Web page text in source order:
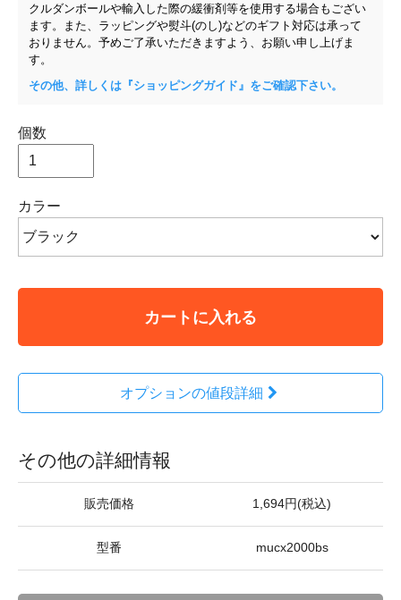
クルダンボールや輸入した際の緩衝剤等を使用する場合もござい
ます。また、ラッピングや熨斗(のし)などのギフト対応は承って
おりません。予めご了承いただきますよう、お願い申し上げま
す。
その他、詳しくは『ショッピングガイド』をご確認下さい。
個数
カラー
カートに入れる
オプションの値段詳細
その他の詳細情報
販売価格 1,694円(税込)
型番 mucx2000bs